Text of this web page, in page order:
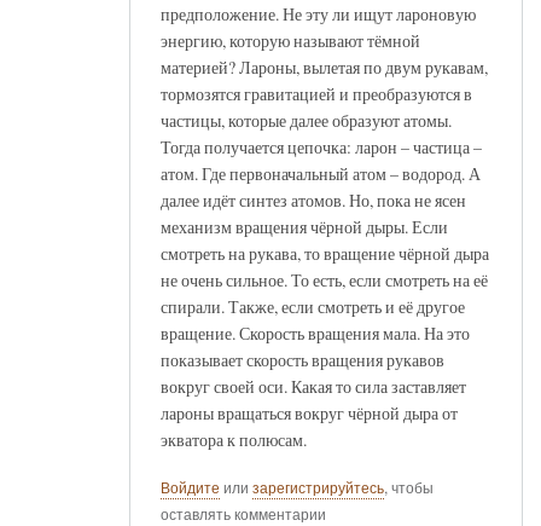
предположение. Не эту ли ищут лароновую
энергию, которую называют тёмной
материей? Лароны, вылетая по двум рукавам,
тормозятся гравитацией и преобразуются в
частицы, которые далее образуют атомы.
Тогда получается цепочка: ларон – частица –
атом. Где первоначальный атом – водород. А
далее идёт синтез атомов. Но, пока не ясен
механизм вращения чёрной дыры. Если
смотреть на рукава, то вращение чёрной дыра
не очень сильное. То есть, если смотреть на её
спирали. Также, если смотреть и её другое
вращение. Скорость вращения мала. На это
показывает скорость вращения рукавов
вокруг своей оси. Какая то сила заставляет
лароны вращаться вокруг чёрной дыра от
экватора к полюсам.
Войдите или зарегистрируйтесь, чтобы
оставлять комментарии